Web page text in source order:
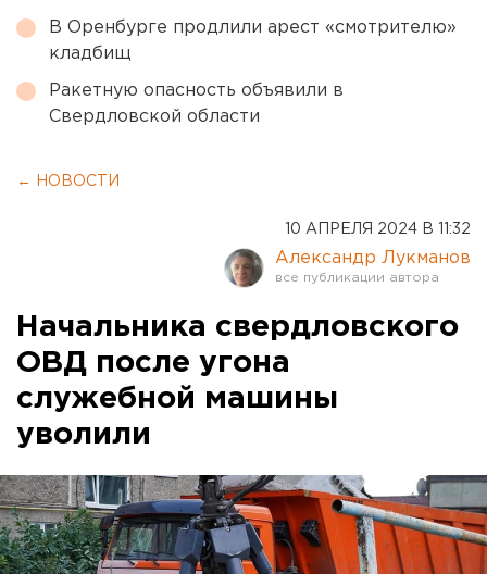
В Оренбурге продлили арест «смотрителю»
кладбищ
Ракетную опасность объявили в
Свердловской области
← НОВОСТИ
10 АПРЕЛЯ 2024 В 11:32
Александр Лукманов
Начальника свердловского
ОВД после угона
служебной машины
уволили